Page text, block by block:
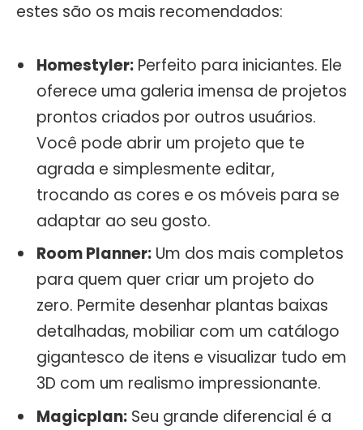
estes são os mais recomendados:
Homestyler: Perfeito para iniciantes. Ele
oferece uma galeria imensa de projetos
prontos criados por outros usuários.
Você pode abrir um projeto que te
agrada e simplesmente editar,
trocando as cores e os móveis para se
adaptar ao seu gosto.
Room Planner: Um dos mais completos
para quem quer criar um projeto do
zero. Permite desenhar plantas baixas
detalhadas, mobiliar com um catálogo
gigantesco de itens e visualizar tudo em
3D com um realismo impressionante.
Magicplan: Seu grande diferencial é a